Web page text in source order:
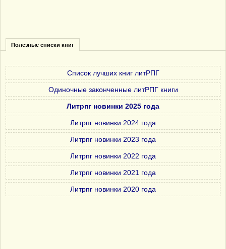
Полезные списки книг
Список лучших книг литРПГ
Одиночные законченные литРПГ книги
Литрпг новинки 2025 года
Литрпг новинки 2024 года
Литрпг новинки 2023 года
Литрпг новинки 2022 года
Литрпг новинки 2021 года
Литрпг новинки 2020 года